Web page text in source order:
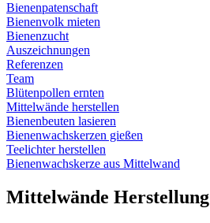
Bienenpatenschaft
Bienenvolk mieten
Bienenzucht
Auszeichnungen
Referenzen
Team
Blütenpollen ernten
Mittelwände herstellen
Bienenbeuten lasieren
Bienenwachskerzen gießen
Teelichter herstellen
Bienenwachskerze aus Mittelwand
Mittelwände Herstellung